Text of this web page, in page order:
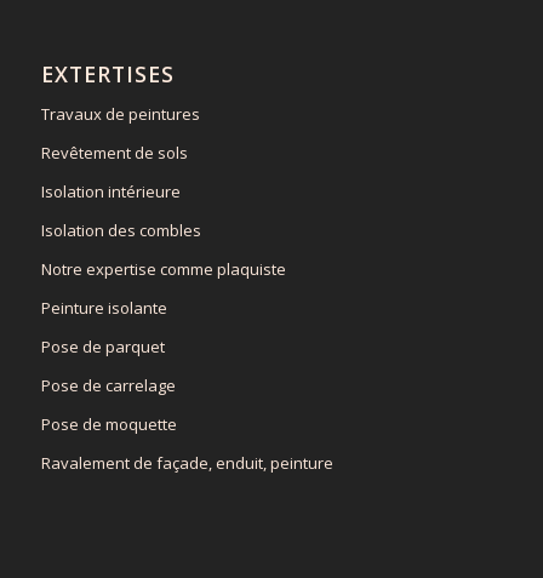
EXTERTISES
Travaux de peintures
Revêtement de sols
Isolation intérieure
Isolation des combles
Notre expertise comme plaquiste
Peinture isolante
Pose de parquet
Pose de carrelage
Pose de moquette
Ravalement de façade, enduit, peinture